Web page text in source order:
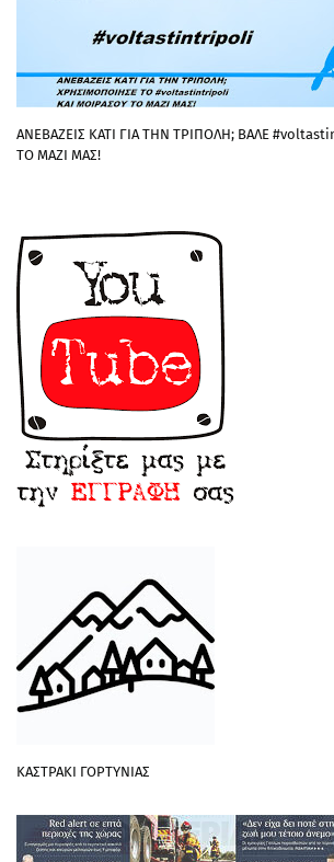
ΑΝΕΒΑΖΕΙΣ ΚΑΤΙ ΓΙΑ ΤΗΝ ΤΡΙΠΟΛΗ; ΒΑΛΕ
ΤΟ ΜΑΖΙ ΜΑΣ!
ΚΑΣΤΡΑΚΙ ΓΟΡΤΥΝΙΑΣ